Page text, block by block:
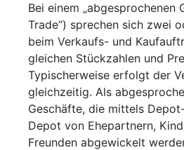
Bei einem „abgesprochenen
Trade“) sprechen sich zwei
beim Verkaufs- und
gleichen Stückzahlen und
Typischerweise erfolgt der
gleichzeitig. Als
Geschäfte, die mittels
Depot von Ehepartnern,
Freunden abgewickelt